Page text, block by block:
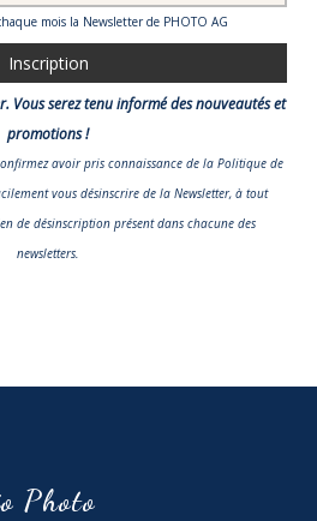
mois la Newsletter de PHOTO AG
Vous serez tenu informé des nouveautés et
promotions !
avoir pris connaissance de la Politique de
vous désinscrire de la Newsletter, à tout
de désinscription présent dans chacune des
newsletters.
Photo